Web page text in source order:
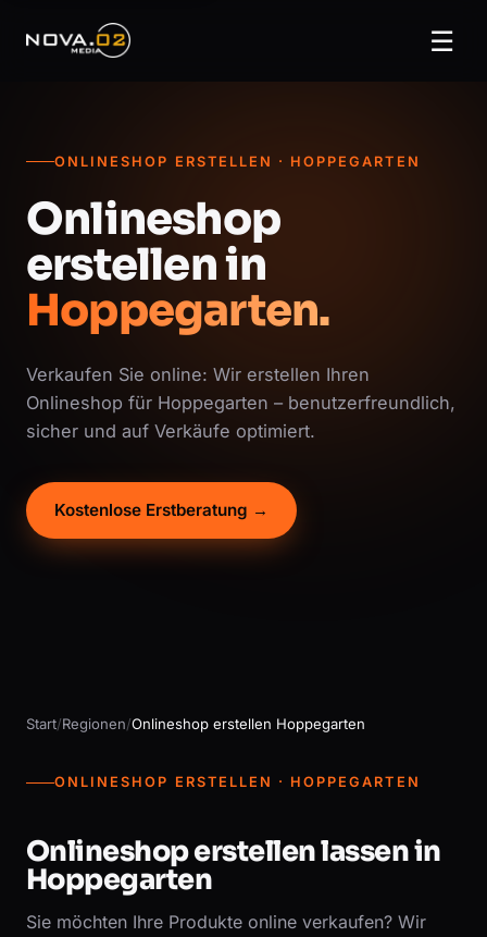
☰
ONLINESHOP ERSTELLEN · HOPPEGARTEN
Onlineshop
erstellen in
Hoppegarten.
Verkaufen Sie online: Wir erstellen Ihren
Onlineshop für Hoppegarten – benutzerfreundlich,
sicher und auf Verkäufe optimiert.
Kostenlose Erstberatung →
Start/Regionen/Onlineshop erstellen Hoppegarten
ONLINESHOP ERSTELLEN · HOPPEGARTEN
Onlineshop erstellen lassen in
Hoppegarten
Sie möchten Ihre Produkte online verkaufen? Wir